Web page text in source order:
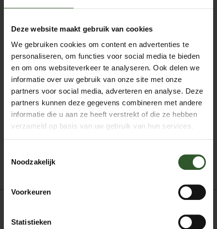
Deze website maakt gebruik van cookies
We gebruiken cookies om content en advertenties te
personaliseren, om functies voor social media te bieden
en om ons websiteverkeer te analyseren. Ook delen we
informatie over uw gebruik van onze site met onze
partners voor social media, adverteren en analyse. Deze
partners kunnen deze gegevens combineren met andere
informatie die u aan ze heeft verstrekt of die ze hebben
verzameld op basis van uw gebruik van hun services.
Noodzakelijk
Voorkeuren
Statistieken
de mensen heel veel kunt bieden. De
van hun klachten af zijn of een stoelmassage
die ze doet verwonderen hoe groot het effect is.
Naast het masseren geef ik ook adviezen hoe men
klachten kan voorkomen of yoga oefeningen die de
cliënt kan doen.
Veel fysieke klachten hebben mentale oorzaken. Met
de kennis van de hypnotherapie kan ik daar ook
inzichten in geven.
Bindweefselmassage